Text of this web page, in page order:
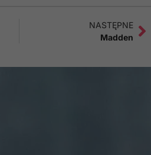
NASTĘPNE
Madden